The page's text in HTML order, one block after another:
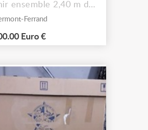
ensemble 2,40 m de
6m de long 2,5 T de
Ferrand
Euro €